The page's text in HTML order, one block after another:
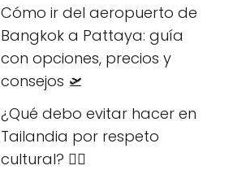
Cómo ir del aeropuerto de
Bangkok a Pattaya: guía
con opciones, precios y
consejos 🛫
¿Qué debo evitar hacer en
Tailandia por respeto
cultural? 🙅‍♀️